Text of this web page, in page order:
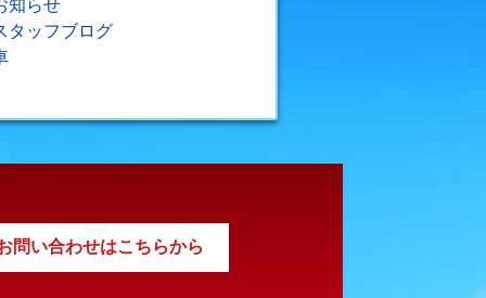
知らせ
タッフブログ
問い合わせはこちらから